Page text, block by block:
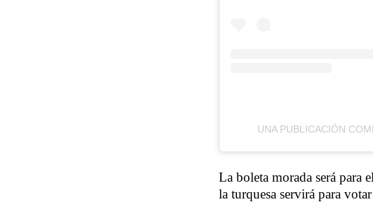
UNA PUBLICACIÓN
La boleta morada será para
la turquesa servirá para